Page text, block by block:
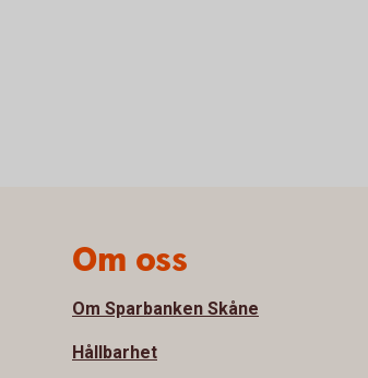
Om oss
Om Sparbanken Skåne
Hållbarhet